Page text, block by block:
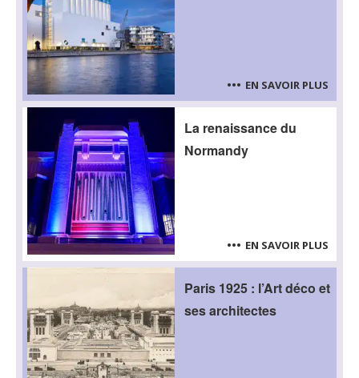
EN SAVOIR PLUS
La renaissance du
Normandy
EN SAVOIR PLUS
Paris 1925 : l’Art déco et
ses architectes